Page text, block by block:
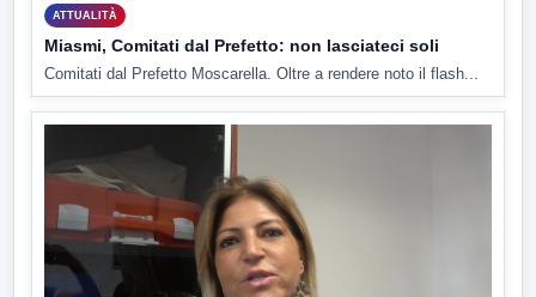
ATTUALITÀ
Miasmi, Comitati dal Prefetto: non lasciateci soli
Comitati dal Prefetto Moscarella. Oltre a rendere noto il flash...